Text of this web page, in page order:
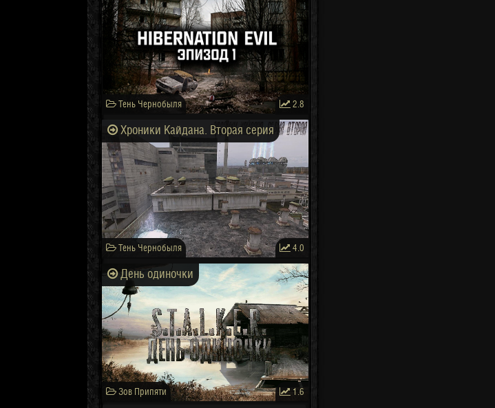
Тень Чернобыля 2.8
Хроники Кайдана. Вторая серия
Тень Чернобыля 4.0
День одиночки
Зов Припяти 1.6